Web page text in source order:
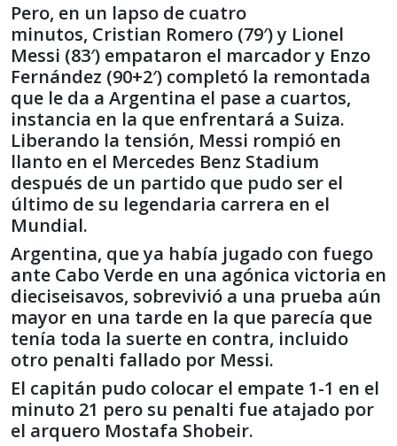
Pero, en un lapso de cuatro
minutos, Cristian Romero (79′) y Lionel
Messi (83′) empataron el marcador y Enzo
Fernández (90+2′) completó la remontada
que le da a Argentina el pase a cuartos,
instancia en la que enfrentará a Suiza.
Liberando la tensión, Messi rompió en
llanto en el Mercedes Benz Stadium
después de un partido que pudo ser el
último de su legendaria carrera en el
Mundial.
Argentina, que ya había jugado con fuego
ante Cabo Verde en una agónica victoria en
dieciseisavos, sobrevivió a una prueba aún
mayor en una tarde en la que parecía que
tenía toda la suerte en contra, incluido
otro penalti fallado por Messi.
El capitán pudo colocar el empate 1-1 en el
minuto 21 pero su penalti fue atajado por
el arquero Mostafa Shobeir.